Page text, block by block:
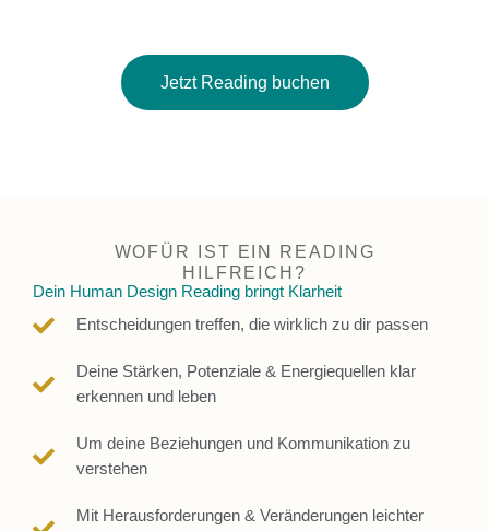
Jetzt Reading buchen
WOFÜR IST EIN READING
HILFREICH?
Dein Human Design Reading bringt Klarheit
Entscheidungen treffen, die wirklich zu dir passen
Deine Stärken, Potenziale & Energiequellen klar
erkennen und leben
Um deine Beziehungen und Kommunikation zu
verstehen
Mit Herausforderungen & Veränderungen leichter